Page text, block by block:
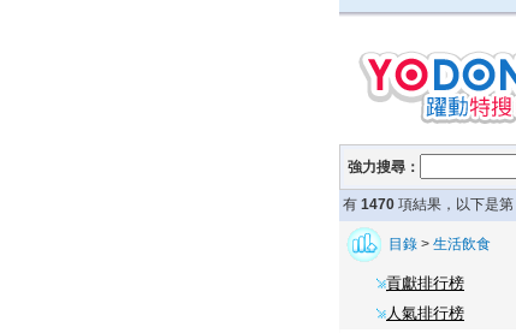
強力搜尋：
有 1470 項結果，以下是第
目錄 > 生活飲食
貢獻排行榜
人氣排行榜